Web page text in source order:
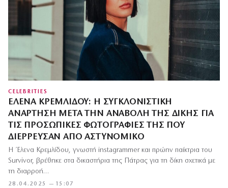
CELEBRITIES
ΈΛΕΝΑ ΚΡΕΜΛΊΔΟΥ: Η ΣΥΓΚΛΟΝΙΣΤΙΚΉ
ΑΝΆΡΤΗΣΗ ΜΕΤΆ ΤΗΝ ΑΝΑΒΟΛΉ ΤΗΣ ΔΊΚΗΣ ΓΙΑ
ΤΙΣ ΠΡΟΣΩΠΙΚΈΣ ΦΩΤΟΓΡΑΦΊΕΣ ΤΗΣ ΠΟΥ
ΔΙΈΡΡΕΥΣΑΝ ΑΠΌ ΑΣΤΥΝΟΜΙΚΌ
28.04.2025 — 15:07
Η Έλενα Κρεμλίδου, γνωστή instagrammer και πρώην παίκτρια του
Survivor, βρέθηκε στα δικαστήρια της Πάτρας για τη δίκη σχετικά με
τη διαρροή…